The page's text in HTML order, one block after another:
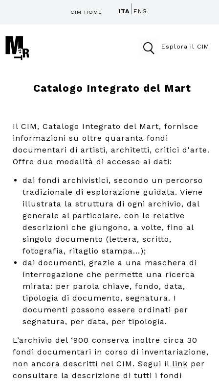
CIM HOME ITA ENG
Esplora il CIM
Catalogo Integrato del Mart
Il CIM, Catalogo Integrato del Mart, fornisce
informazioni su oltre quaranta fondi
documentari di artisti, architetti, critici d'arte.
Offre due modalità di accesso ai dati:
dai fondi archivistici, secondo un percorso
tradizionale di esplorazione guidata. Viene
illustrata la struttura di ogni archivio, dal
generale al particolare, con le relative
descrizioni che giungono, a volte, fino al
singolo documento (lettera, scritto,
fotografia, ritaglio stampa...);
dai documenti, grazie a una maschera di
interrogazione che permette una ricerca
mirata: per parola chiave, fondo, data,
tipologia di documento, segnatura. I
documenti possono essere ordinati per
segnatura, per data, per tipologia.
L’archivio del ‘900 conserva inoltre circa 30
fondi documentari in corso di inventariazione,
non ancora descritti nel CIM. Segui il link per
consultare la descrizione di tutti i fondi